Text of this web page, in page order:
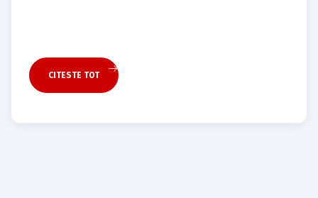
CITESTE TOT